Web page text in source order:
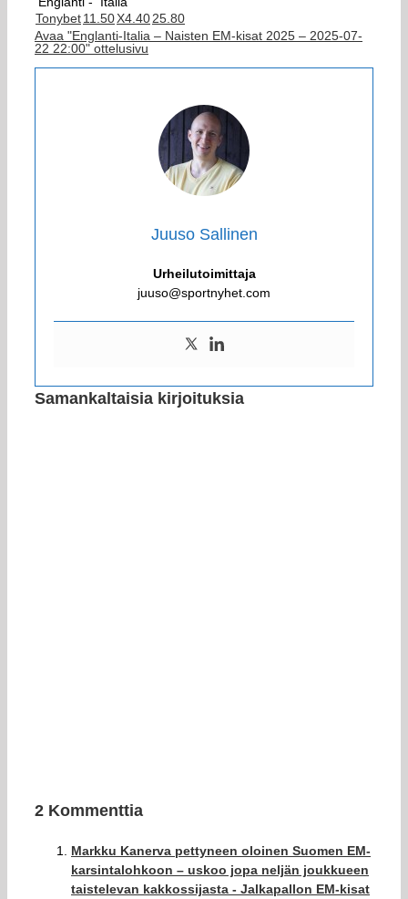
Tonybet11.50X4.4025.80
Avaa "Englanti-Italia – Naisten EM-kisat 2025 – 2025-07-
22 22:00" ottelusivu
Juuso Sallinen
Urheilutoimittaja
juuso@sportnyhet.com
Samankaltaisia kirjoituksia
2 Kommenttia
Markku Kanerva pettyneen oloinen Suomen EM-
karsintalohkoon – uskoo jopa neljän joukkueen
taistelevan kakkossijasta - Jalkapallon EM-kisat